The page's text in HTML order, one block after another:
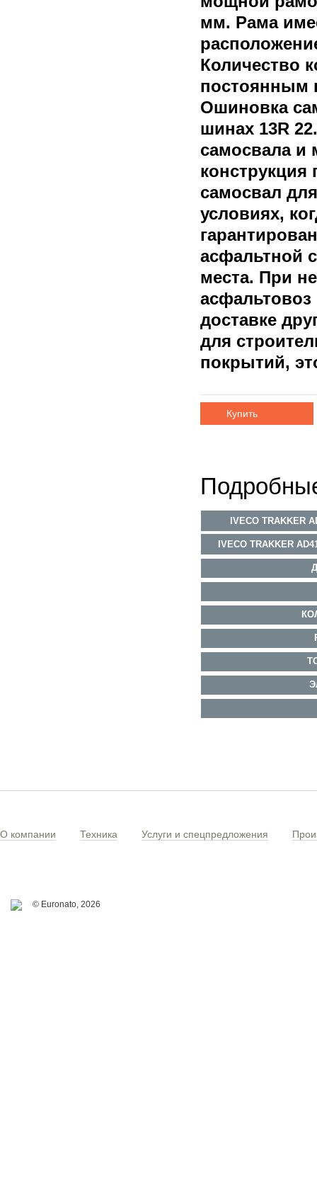
мм. Рама
Количество
постоянным
Ошиновка
шинах 13R
самосвала и
конструкция
самосвал
условиях,
асфальтной
места. При
доставке
для
покрытий,
Купить
IVECO
IVECO TRAKKER
О компании Техника Услуги и спецпредложения
© Euronato, 2026